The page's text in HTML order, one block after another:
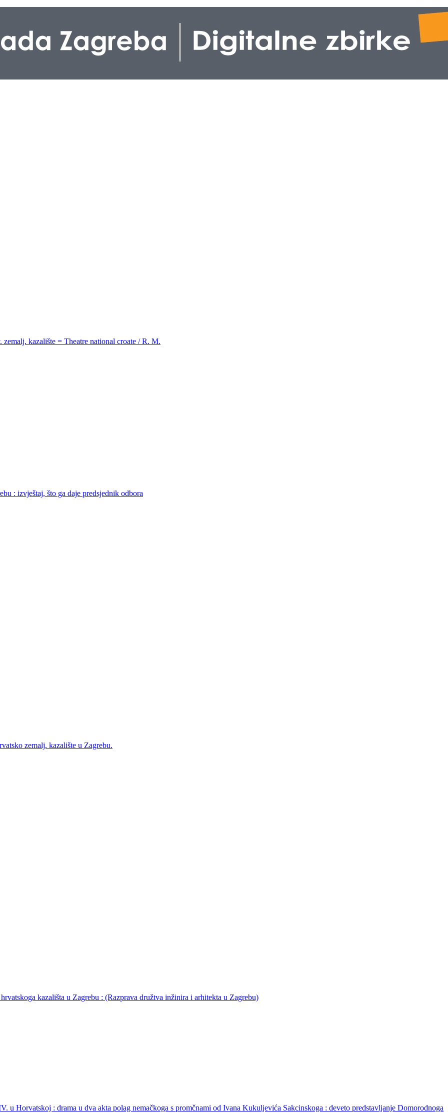
kazalište = Theatre national croate / R. M.
: izvještaj, što ga daje predsjednik odbora
zemalj. kazalište u Zagrebu.
kazališta u Zagrebu : (Razprava družtva inžinira i arhitekta u Zagrebu)
u Horvatskoj : drama u dva akta polag nemačkoga s promčnami od Ivana Kukuljevića Sakcinskoga : deveto predstavljanje Domorodnoga